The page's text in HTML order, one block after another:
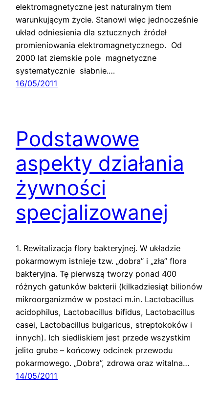
elektromagnetyczne jest naturalnym tłem
warunkującym życie. Stanowi więc jednocześnie
układ odniesienia dla sztucznych źródeł
promieniowania elektromagnetycznego. Od
2000 lat ziemskie pole magnetyczne
systematycznie słabnie.…
16/05/2011
Podstawowe
aspekty działania
żywności
specjalizowanej
1. Rewitalizacja flory bakteryjnej. W układzie
pokarmowym istnieje tzw. „dobra” i „zła” flora
bakteryjna. Tę pierwszą tworzy ponad 400
różnych gatunków bakterii (kilkadziesiąt bilionów
mikroorganizmów w postaci m.in. Lactobacillus
acidophilus, Lactobacillus bifidus, Lactobacillus
casei, Lactobacillus bulgaricus, streptokoków i
innych). Ich siedliskiem jest przede wszystkim
jelito grube – końcowy odcinek przewodu
pokarmowego. „Dobra”, zdrowa oraz witalna…
14/05/2011